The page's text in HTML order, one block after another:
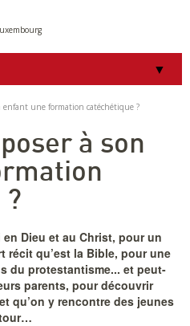
enfant une formation catéchétique ?
à son
Dieu et au Christ, pour un
récit qu’est la Bible, pour une
du protestantisme... et peut-
parents, pour découvrir
qu’on y rencontre des jeunes